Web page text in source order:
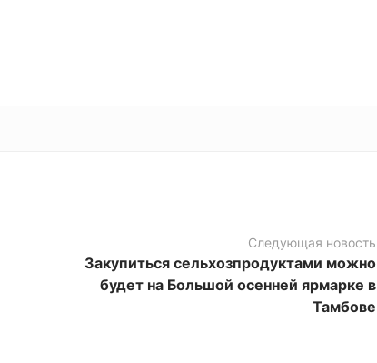
Следующая новость
Закупиться сельхозпродуктами можно
будет на Большой осенней ярмарке в
Тамбове